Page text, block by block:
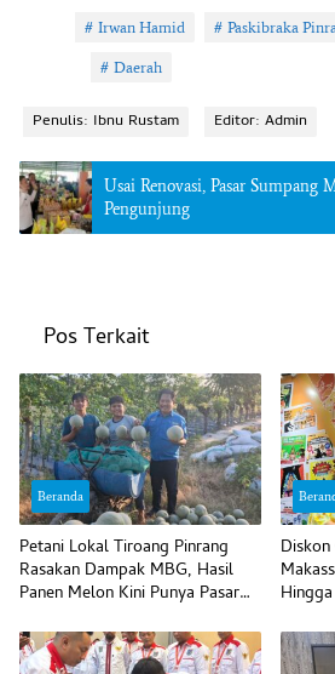
Irwan Hamid Paskibraka
Daerah
Penulis: Ibnu Rustam Editor: Admin
Usai Renovasi, Pasar Sumpang
Pengunjung
Pos Terkait
Beranda
Petani Lokal Tiroang Pinrang
Rasakan Dampak MBG, Hasil
Panen Melon Kini Punya Pasar